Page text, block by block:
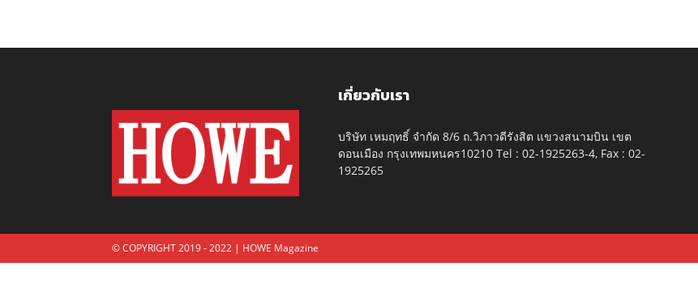
เกี่ยวกับเรา
บริษัท เหมฤทธิ์ จำกัด 8/6 ถ.วิภาวดีรังสิต แขวงสนามบิน เขต
ดอนเมือง กรุงเทพมหนคร10210 Tel : 02-1925263-4, Fax : 02-
1925265
© COPYRIGHT 2019 - 2022 | HOWE Magazine